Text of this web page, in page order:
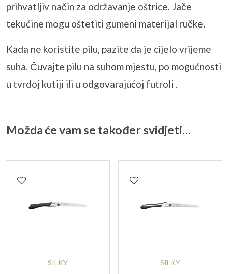
prihvatljiv način za održavanje oštrice. Jače
tekućine mogu oštetiti gumeni materijal ručke.
Kada ne koristite pilu, pazite da je cijelo vrijeme
suha. Čuvajte pilu na suhom mjestu, po mogućnosti
u tvrdoj kutiji ili u odgovarajućoj futroli .
Možda će vam se također svidjeti…
SILKY
SILKY